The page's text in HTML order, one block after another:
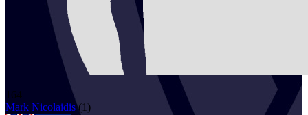
164
Mark Nicolaidis (1 )